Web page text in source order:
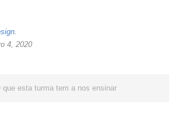
.
4, 2020
que esta turma tem a nos ensinar